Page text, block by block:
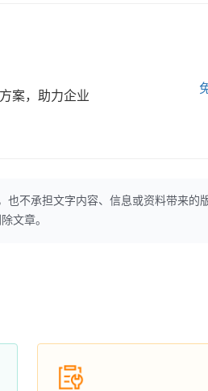
案，助力企业
也不承担文字内容、信息或资料带来的
文章。